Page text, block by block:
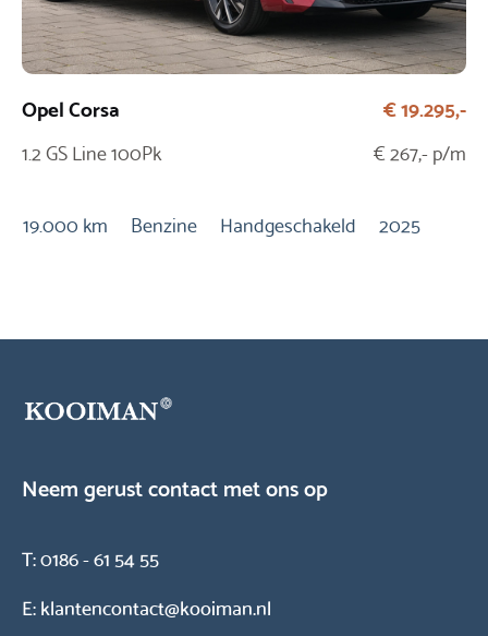
Opel Corsa
1.2 GS Line 100Pk
€ 19.295,-
€ 267,- p/m
19.000 km Benzine Handgeschakeld 2025
Neem gerust contact met ons op
T:0186 - 61 54 55
E:klantencontact@kooiman.nl